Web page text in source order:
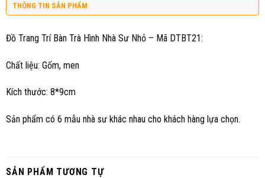
THÔNG TIN SẢN PHẨM
Đồ Trang Trí Bàn Trà Hình Nhà Sư Nhỏ – Mã DTBT21:
Chất liệu: Gốm, men
Kích thước: 8*9cm
Sản phẩm có 6 mẫu nhà sư khác nhau cho khách hàng lựa chọn.
SẢN PHẨM TƯƠNG TỰ